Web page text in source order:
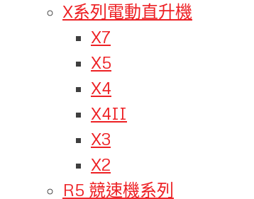
X系列電動直升機
X7
X5
X4
X4II
X3
X2
R5 競速機系列